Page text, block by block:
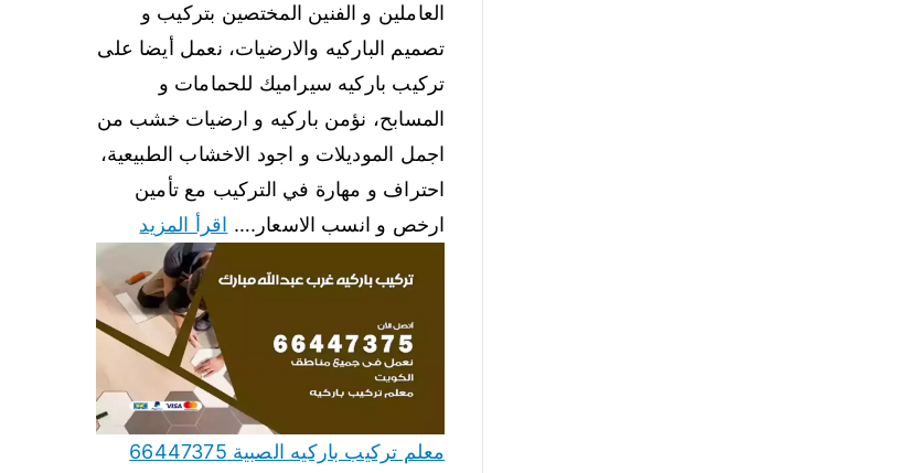
العاملين و الفنين المختصين بتركيب و
تصميم الباركيه والارضيات، نعمل أيضا على
تركيب باركيه سيراميك للحمامات و
المسابح، نؤمن باركيه و ارضيات خشب من
اجمل الموديلات و اجود الاخشاب الطبيعية،
احتراف و مهارة في التركيب مع تأمين
ارخص و انسب الاسعار.… اقرأ المزيد
معلم تركيب باركيه الصبية 66447375